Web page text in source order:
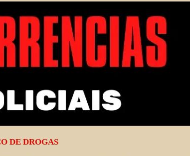
DE DROGAS